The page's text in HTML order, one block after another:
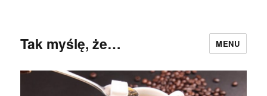
Tak myślę, że… MENU